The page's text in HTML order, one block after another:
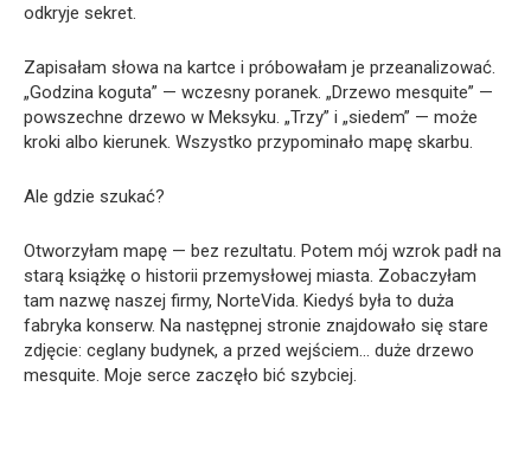
odkryje sekret.
Zapisałam słowa na kartce i próbowałam je przeanalizować.
„Godzina koguta” — wczesny poranek. „Drzewo mesquite” —
powszechne drzewo w Meksyku. „Trzy” i „siedem” — może
kroki albo kierunek. Wszystko przypominało mapę skarbu.
Ale gdzie szukać?
Otworzyłam mapę — bez rezultatu. Potem mój wzrok padł na
starą książkę o historii przemysłowej miasta. Zobaczyłam
tam nazwę naszej firmy, NorteVida. Kiedyś była to duża
fabryka konserw. Na następnej stronie znajdowało się stare
zdjęcie: ceglany budynek, a przed wejściem… duże drzewo
mesquite. Moje serce zaczęło bić szybciej.